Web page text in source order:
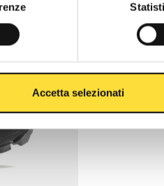
Accetta selezionati